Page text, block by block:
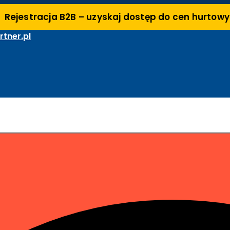
Rejestracja B2B – uzyskaj dostęp do cen